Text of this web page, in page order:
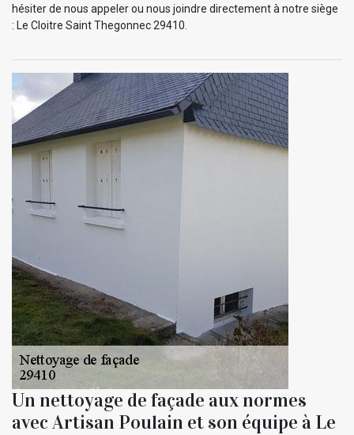
hésiter de nous appeler ou nous joindre directement à notre siège
: Le Cloitre Saint Thegonnec 29410.
Un nettoyage de façade aux normes
avec Artisan Poulain et son équipe à Le